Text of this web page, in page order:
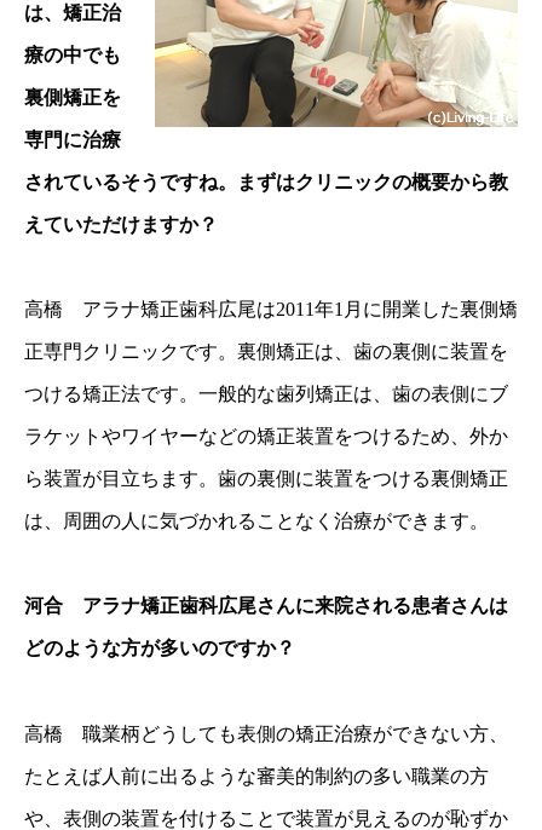
は、矯正治
療の中でも
裏側矯正を
専門に治療
されているそうですね。まずはクリニックの概要から教
えていただけますか？
高橋 アラナ矯正歯科広尾は2011年1月に開業した裏側矯
正専門クリニックです。裏側矯正は、歯の裏側に装置を
つける矯正法です。一般的な歯列矯正は、歯の表側にブ
ラケットやワイヤーなどの矯正装置をつけるため、外か
ら装置が目立ちます。歯の裏側に装置をつける裏側矯正
は、周囲の人に気づかれることなく治療ができます。
河合 アラナ矯正歯科広尾さんに来院される患者さんは
どのような方が多いのですか？
高橋 職業柄どうしても表側の矯正治療ができない方、
たとえば人前に出るような審美的制約の多い職業の方
や、表側の装置を付けることで装置が見えるのが恥ずか